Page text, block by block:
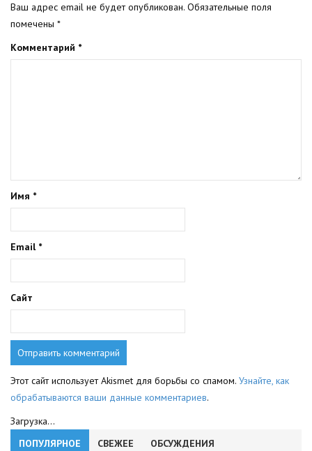
Ваш адрес email не будет опубликован. Обязательные поля
помечены *
Комментарий *
Имя *
Email *
Сайт
Этот сайт использует Akismet для борьбы со спамом. Узнайте, как
обрабатываются ваши данные комментариев.
Загрузка...
ПОПУЛЯРНОЕ
СВЕЖЕЕ ОБСУЖДЕНИЯ